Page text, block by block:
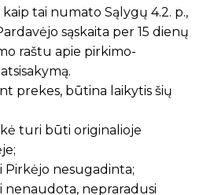
tai numato Sąlygų 4.2. p.,
sąskaita per 15 dienų
raštu apie pirkimo-
prekes, būtina laikytis šių
turi būti originalioje
Pirkėjo nesugadinta;
nenaudota, nepraradusi